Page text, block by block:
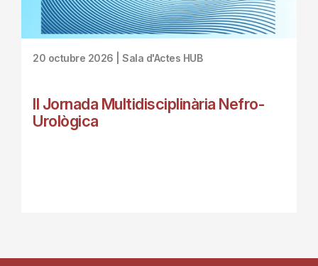
20 octubre 2026 | Sala d'Actes HUB
II Jornada Multidisciplinària Nefro-
Urològica